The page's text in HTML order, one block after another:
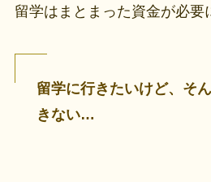
留学はまとまった資金が必要
留学に行きたいけど、そ
きない…